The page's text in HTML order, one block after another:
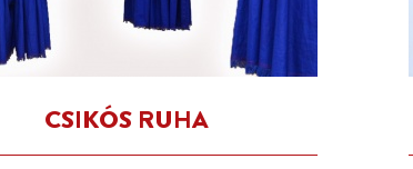
CSIKÓS RUHA